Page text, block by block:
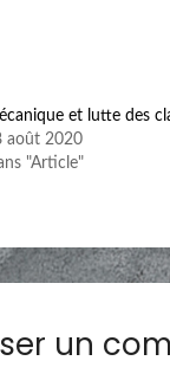
et lutte des
août 2020
"Article"
un